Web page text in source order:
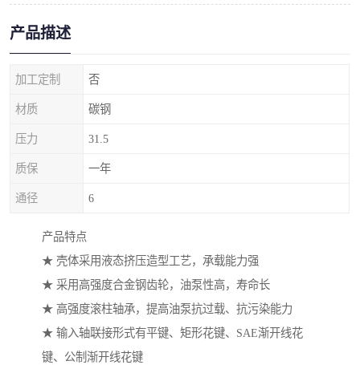
产品描述
加工定制 否
材质 碳钢
压力 31.5
质保 一年
通径 6
产品特点
★ 壳体采用液态挤压造型工艺，承载能力强
★ 采用高强度合金钢齿轮，油泵性高，寿命长
★ 高强度滚柱轴承，提高油泵抗过载、抗污染能力
★ 输入轴联接形式有平键、矩形花键、SAE渐开线花
键、公制渐开线花键